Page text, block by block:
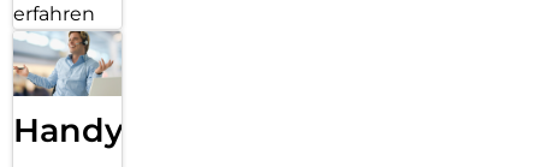
erfahren
Handy